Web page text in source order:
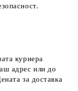
куриера
адрес или до
за доставка